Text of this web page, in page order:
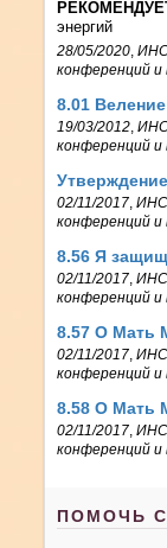
энергий
28/05/2020 ,
конференций и
8.01
19/03/2012 ,
конференций и
02/11/2017 ,
конференций и
8.56 Я
02/11/2017 ,
конференций и
8.57 О Мать
02/11/2017 ,
конференций и
8.58 О Мать
02/11/2017 ,
конференций и
ПОМОЧЬ